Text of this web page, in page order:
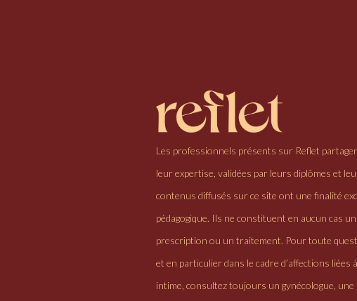
Les professionnels présents sur Reflet
leur expertise, validées par leurs diplômes et
contenus diffusés sur ce site ont une finalité
pédagogique. Ils ne constituent en aucun cas
prescription ou un traitement. Pour toute
et en particulier dans le cadre d’affections liées
intime, consultez toujours un gynécologue,